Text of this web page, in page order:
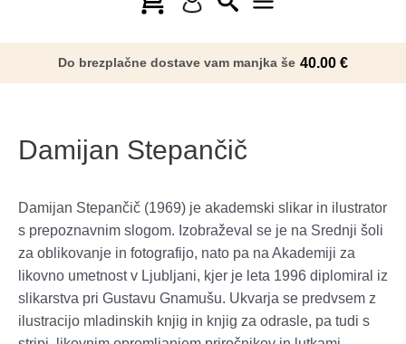
Menu
Do brezplačne dostave vam manjka še 40.00 €
Damijan Stepančič
Damijan Stepančič (1969) je akademski slikar in ilustrator
s prepoznavnim slogom. Izobraževal se je na Srednji šoli
za oblikovanje in fotografijo, nato pa na Akademiji za
likovno umetnost v Ljubljani, kjer je leta 1996 diplomiral iz
slikarstva pri Gustavu Gnamušu. Ukvarja se predvsem z
ilustracijo mladinskih knjig in knjig za odrasle, pa tudi s